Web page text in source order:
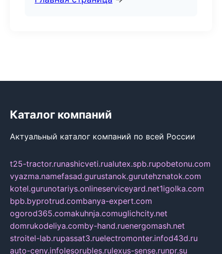
Каталог компаний
Актуальный каталог компаний по всей России
t25-tractor.runashicveti.rualutex.spb.rupobetonu.com
vyazma.namefasad.gurustanok.gurutehznatok.com
kotel.gurunotariys.onlineserviceyard.net1igolka.com
bpb.byprotrud.combanya-expert.com
ogorod365.comakuhnja.comuglichcity.net
domrukodeliya.comby-hand.ruenergomash.net
stroitel-lab.rupassat3.ruelectromonter.infod43d.ru
auto-ceny.infolesorubles.rulexus-sense.runpr.su